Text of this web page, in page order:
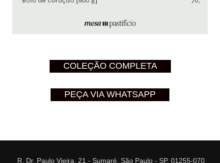
COLEÇÃO COMPLETA
PEÇA VIA WHATSAPP
R. Dr. Paulo Vieira, 21 - Sumaré, São Paulo - SP, 01255-070